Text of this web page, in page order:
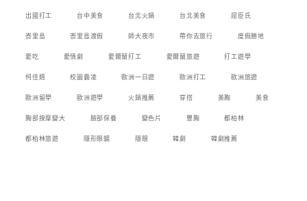
出國打工 台中美食 台北火鍋 台北美食 屈臣氏
峇里島 峇里島渡假 師大夜市 帶你去旅行 度假勝地
愛吃 愛情劇 愛爾蘭打工 愛爾蘭旅遊 打工遊學
柯佳嬿 校園霸凌 歐洲一日遊 歐洲打工 歐洲旅遊
歐洲留學 歐洲遊學 火鍋推薦 穿搭 美胸 美食
胸部按摩變大 臉部保養 變色片 豐胸 都柏林
都柏林旅遊 隱形眼鏡 隱眼 韓劇 韓劇推薦